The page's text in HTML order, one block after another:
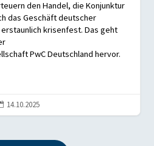
den Handel, die Konjunktur
das Geschäft deutscher
krisenfest. Das geht
PwC Deutschland hervor.
14.10.2025